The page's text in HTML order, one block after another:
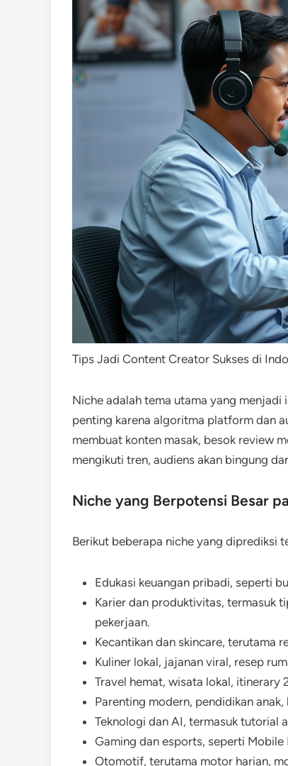
Tips Jadi Content Creator Sukses di
Niche adalah tema utama yang
penting karena algoritma platform dan
membuat konten masak, besok review
mengikuti tren, audiens akan bingung
Niche yang Berpotensi Besar
Berikut beberapa niche yang diprediksi
Edukasi keuangan pribadi, seperti
Karier dan produktivitas, termasuk
pekerjaan.
Kecantikan dan skincare, terutama
Kuliner lokal, jajanan viral, resep
Travel hemat, wisata lokal, itinerary
Parenting modern, pendidikan
Teknologi dan AI, termasuk tutorial
Gaming dan esports, seperti Mobile
Otomotif, terutama motor harian,